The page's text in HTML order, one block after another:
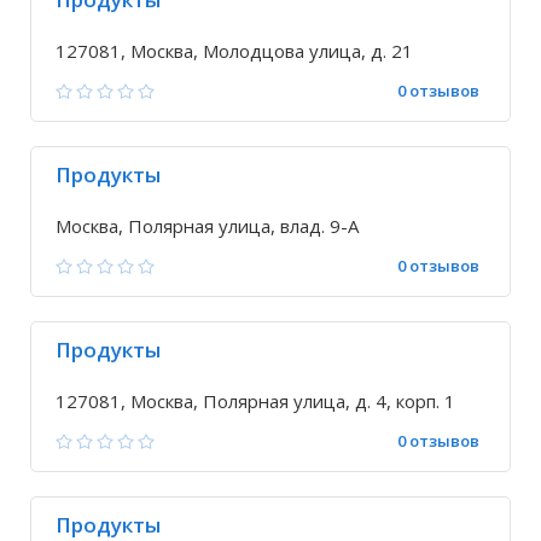
127081, Москва, Молодцова улица, д. 21
0 отзывов
Продукты
Москва, Полярная улица, влад. 9-А
0 отзывов
Продукты
127081, Москва, Полярная улица, д. 4, корп. 1
0 отзывов
Продукты